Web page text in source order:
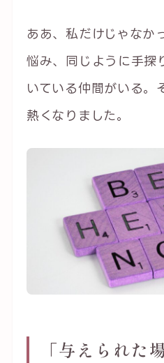
ああ、私だけじゃなか
悩み、同じように手探
いている仲間がいる。
熱くなりました。
「与えられた